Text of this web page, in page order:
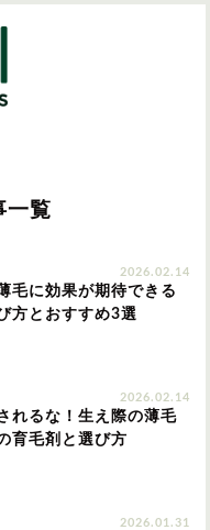
一覧
2026.02.14
毛に効果が期待できる
方とおすすめ3選
2026.02.14
れるな！生え際の薄毛
育毛剤と選び方
2026.01.31